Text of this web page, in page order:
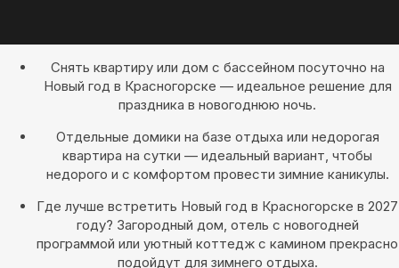
Снять квартиру или дом с бассейном посуточно на
Новый год в Красногорске — идеальное решение для
праздника в новогоднюю ночь.
Отдельные домики на базе отдыха или недорогая
квартира на сутки — идеальный вариант, чтобы
недорого и с комфортом провести зимние каникулы.
Где лучше встретить Новый год в Красногорске в 2027
году? Загородный дом, отель с новогодней
программой или уютный коттедж с камином прекрасно
подойдут для зимнего отдыха.